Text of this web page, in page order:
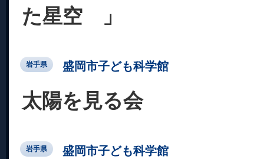
た星空 」
岩手県 盛岡市子ども科学館
太陽を見る会
岩手県 盛岡市子ども科学館